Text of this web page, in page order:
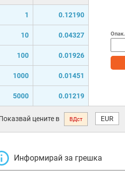
1 0.12190
10 0.04327
100 0.01926
1000 0.01451
5000 0.01219
Опак.
цените в ВДст EUR
Информирай за грешка